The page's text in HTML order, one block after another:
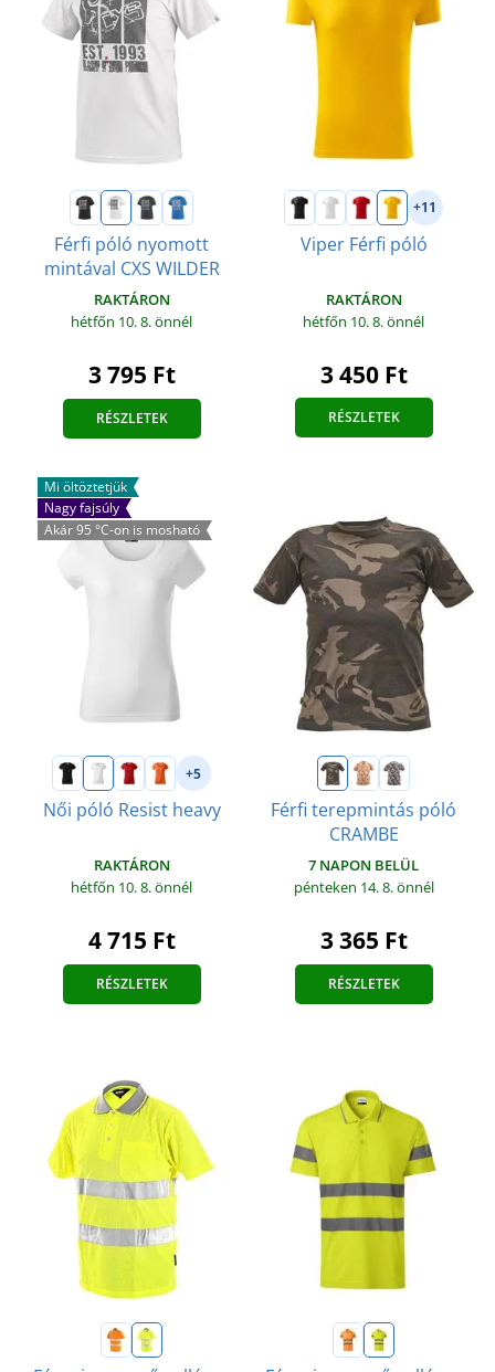
Férfi póló nyomott
mintával CXS WILDER
RAKTÁRON
hétfőn 10. 8.önnél
3 795 Ft
RÉSZLETEK
+11
Viper Férfi póló
RAKTÁRON
hétfőn 10. 8.önnél
3 450 Ft
RÉSZLETEK
Mi öltöztetjük
Nagy fajsúly
Akár 95 °C-on is mosható
+5
Női póló Resist heavy
RAKTÁRON
hétfőn 10. 8.önnél
4 715 Ft
RÉSZLETEK
Férfi terepmintás póló
CRAMBE
7 NAPON BELÜL
pénteken 14. 8.önnél
3 365 Ft
RÉSZLETEK